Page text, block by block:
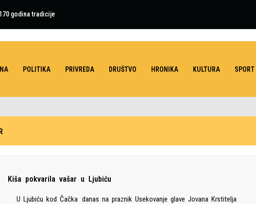
godina tradicije
POLITIKA PRIVREDA DRUŠTVO HRONIKA KULTURA SPORT
Kiša pokvarila vašar u Ljubiću
U Ljubiću kod Čačka danas na praznik Usekovanje glave Jovana Krstitelja